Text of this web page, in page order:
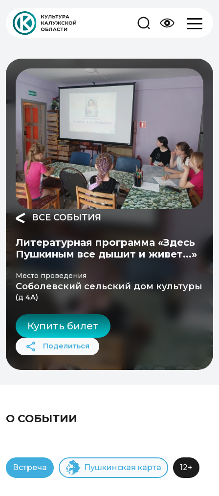
ВСЕ СОБЫТИЯ
Литературная программа «Здесь
Пушкиным все дышит и живет...»
Место проведения
Соболевский сельский дом культуры
(д 4А)
Купить билет
Поделиться
О СОБЫТИИ
Встреча Пушкинская карта 12+